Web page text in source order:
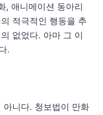
, 애니메이션 동아리
적극적인 행동을 추
없었다. 아마 그 이
.
아니다. 청보법이 만화